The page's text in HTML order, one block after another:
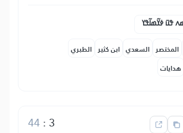
ߟߎ߫ ߦߌ߬ߘߊ߬ߟߌ
المختصر السعدي ابن كثير الطبري
هدايات
3
:
44